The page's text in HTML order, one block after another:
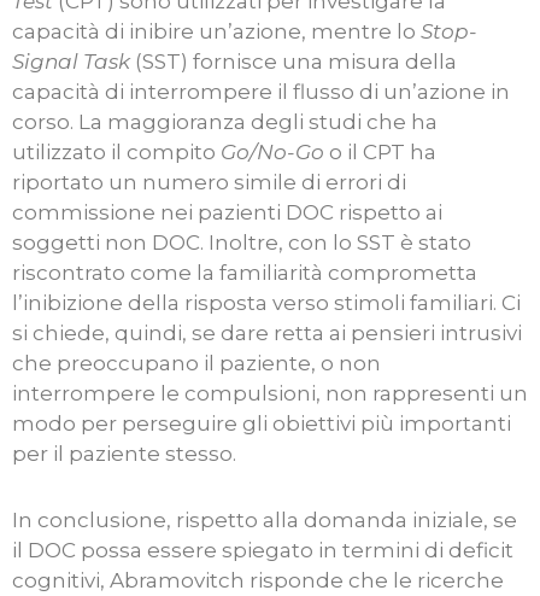
capacità di inibire un’azione, mentre lo Stop-
Signal Task(SST) fornisce una misura della
capacità di interrompere il flusso di un’azione in
corso. La maggioranza degli studi che ha
utilizzato il compito Go/No-Go o il CPT ha
riportato un numero simile di errori di
commissione nei pazienti DOC rispetto ai
soggetti non DOC. Inoltre, con lo SST è stato
riscontrato come la familiarità comprometta
l’inibizione della risposta verso stimoli familiari. Ci
si chiede, quindi, se dare retta ai pensieri intrusivi
che preoccupano il paziente, o non
interrompere le compulsioni, non rappresenti un
modo per perseguire gli obiettivi più importanti
per il paziente stesso.
In conclusione, rispetto alla domanda iniziale, se
il DOC possa essere spiegato in termini di deficit
cognitivi, Abramovitch risponde che le ricerche